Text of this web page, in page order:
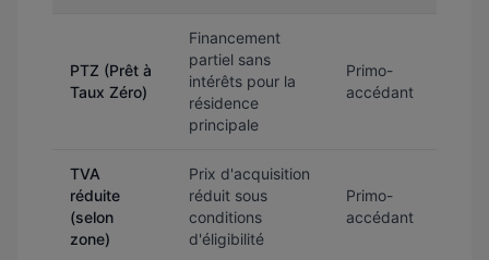
PTZ (Prêt à
Taux Zéro)
Financement
partiel sans
intérêts pour la
résidence
principale
Primo-
accédant
TVA
réduite
(selon
zone)
Prix d'acquisition
réduit sous
conditions
d'éligibilité
Primo-
accédant